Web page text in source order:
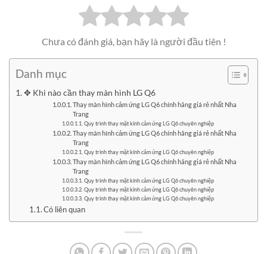
Chưa có đánh giá, bạn hãy là người đầu tiên !
Danh mục
✥ Khi nào cần thay màn hình LG Q6
Thay màn hình cảm ứng LG Q6 chính hãng giá rẻ nhất Nha
Trang
Quy trình thay mặt kính cảm ứng LG Q6 chuyên nghiệp
Thay màn hình cảm ứng LG Q6 chính hãng giá rẻ nhất Nha
Trang
Quy trình thay mặt kính cảm ứng LG Q6 chuyên nghiệp
Thay màn hình cảm ứng LG Q6 chính hãng giá rẻ nhất Nha
Trang
Quy trình thay mặt kính cảm ứng LG Q6 chuyên nghiệp
Quy trình thay mặt kính cảm ứng LG Q6 chuyên nghiệp
Quy trình thay mặt kính cảm ứng LG Q6 chuyên nghiệp
Có liên quan